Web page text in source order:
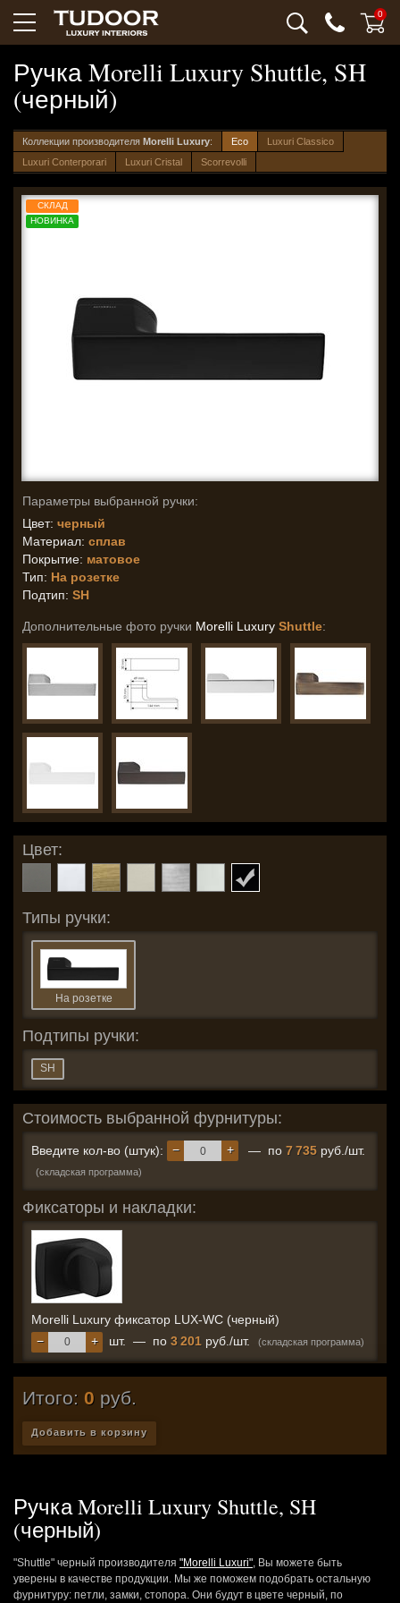
0
Ручка Morelli Luxury Shuttle, SH
(черный)
Коллекции производителя Morelli Luxury: Eco
Luxuri Classico
Luxuri Conterporari
Luxuri Cristal Scorrevolli
СКЛАД
НОВИНКА
Параметры выбранной ручки:
Цвет: черный
Материал: сплав
Покрытие: матовое
Тип: На розетке
Подтип: SH
Дополнительные фото ручки Morelli Luxury Shuttle:
Цвет:
Типы ручки:
На розетке
Подтипы ручки:
SH
Стоимость выбранной фурнитуры:
Введите кол-во (штук): +
− — по 7 735 руб./шт.
(складская программа)
Фиксаторы и накладки:
Morelli Luxury фиксатор LUX-WC (черный)
+
− шт. — по 3 201 руб./шт. (складская программа)
Итого: 0 руб.
Добавить в корзину
Ручка Morelli Luxury Shuttle, SH
(черный)
"Shuttle" черный производителя "Morelli Luxuri" , Вы можете быть
уверены в качестве продукции. Мы же поможем подобрать остальную
фурнитуру: петли, замки, стопора. Они будут в цвете черный, по